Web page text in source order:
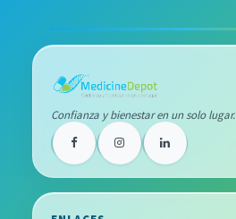
Confianza y bienestar en un solo lugar.